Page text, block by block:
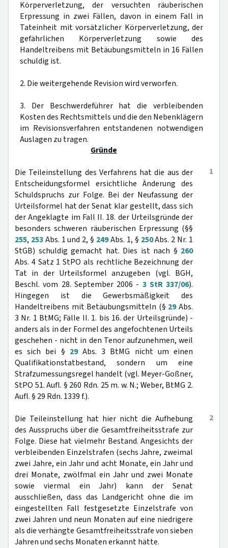
Körperverletzung, der versuchten räuberischen
Erpressung in zwei Fällen, davon in einem Fall in
Tateinheit mit vorsätzlicher Körperverletzung, der
gefährlichen Körperverletzung sowie des
Handeltreibens mit Betäubungsmitteln in 16 Fällen
schuldig ist.
2. Die weitergehende Revision wird verworfen.
3. Der Beschwerdeführer hat die verbleibenden
Kosten des Rechtsmittels und die den Nebenklägern
im Revisionsverfahren entstandenen notwendigen
Auslagen zu tragen.
Gründe
1
Die Teileinstellung des Verfahrens hat die aus der
Entscheidungsformel ersichtliche Änderung des
Schuldspruchs zur Folge. Bei der Neufassung der
Urteilsformel hat der Senat klar gestellt, dass sich
der Angeklagte im Fall II. 18. der Urteilsgründe der
besonders schweren räuberischen Erpressung (§§
255, 253Abs. 1 und 2, § 249Abs. 1, § 250Abs. 2 Nr. 1
StGB) schuldig gemacht hat. Dies ist nach § 260
Abs. 4 Satz 1 StPO als rechtliche Bezeichnung der
Tat in der Urteilsformel anzugeben (vgl. BGH,
Beschl. vom 28. September 2006 - 3 StR 337/06).
Hingegen ist die Gewerbsmäßigkeit des
Handeltreibens mit Betäubungsmitteln (§ 29Abs.
3 Nr. 1 BtMG; Fälle II. 1. bis 16. der Urteilsgründe) -
anders als in der Formel des angefochtenen Urteils
geschehen - nicht in den Tenor aufzunehmen, weil
es sich bei § 29Abs. 3 BtMG nicht um einen
Qualifikationstatbestand, sondern um eine
Strafzumessungsregel handelt (vgl. Meyer-Goßner,
StPO 51. Aufl. § 260 Rdn. 25 m. w. N.; Weber, BtMG 2.
Aufl. § 29 Rdn. 1339 f.).
2
Die Teileinstellung hat hier nicht die Aufhebung
des Ausspruchs über die Gesamtfreiheitsstrafe zur
Folge. Diese hat vielmehr Bestand. Angesichts der
verbleibenden Einzelstrafen (sechs Jahre, zweimal
zwei Jahre, ein Jahr und acht Monate, ein Jahr und
drei Monate, zwölfmal ein Jahr und zwei Monate
sowie viermal ein Jahr) kann der Senat
ausschließen, dass das Landgericht ohne die im
eingestellten Fall festgesetzte Einzelstrafe von
zwei Jahren und neun Monaten auf eine niedrigere
als die verhängte Gesamtfreiheitsstrafe von sieben
Jahren und sechs Monaten erkannt hätte.